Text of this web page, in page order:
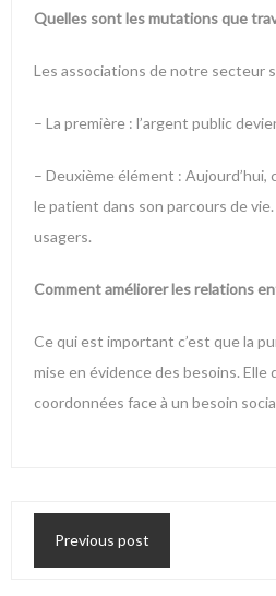
Quelles sont les mutations que
Les associations de notre secteur
– La première : l’argent public
– Deuxième élément :
le patient dans son parcours de
usagers.
Comment améliorer les relations
Ce qui est important c’est que la
mise en évidence des besoins.
coordonnées face à un besoin
Previous post